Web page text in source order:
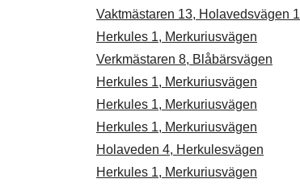
Vaktmästaren 13, Holavedsvägen 1
Herkules 1, Merkuriusvägen
Verkmästaren 8, Blåbärsvägen
Herkules 1, Merkuriusvägen
Herkules 1, Merkuriusvägen
Herkules 1, Merkuriusvägen
Holaveden 4, Herkulesvägen
Herkules 1, Merkuriusvägen